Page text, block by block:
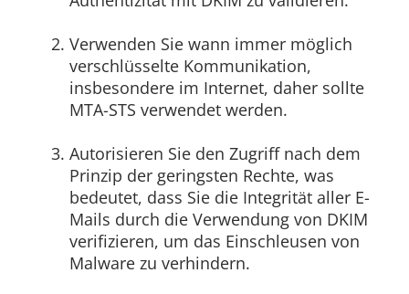
Verwenden Sie wann immer möglich
verschlüsselte Kommunikation,
insbesondere im Internet, daher sollte
MTA-STS verwendet werden.
Autorisieren Sie den Zugriff nach dem
Prinzip der geringsten Rechte, was
bedeutet, dass Sie die Integrität aller E-
Mails durch die Verwendung von DKIM
verifizieren, um das Einschleusen von
Malware zu verhindern.